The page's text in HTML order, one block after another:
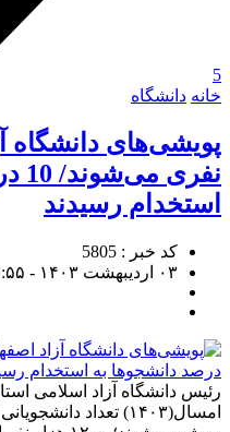
5
خانه دانشگاه
استخدام رسیدند
کد خبر : 5805
۰۳ اردیبهشت ۱۴۰۳ - ۱۷:۵۵
رئیس دانشگاه آزاد اسلامی
امسال(۱۴۰۳) تعداد